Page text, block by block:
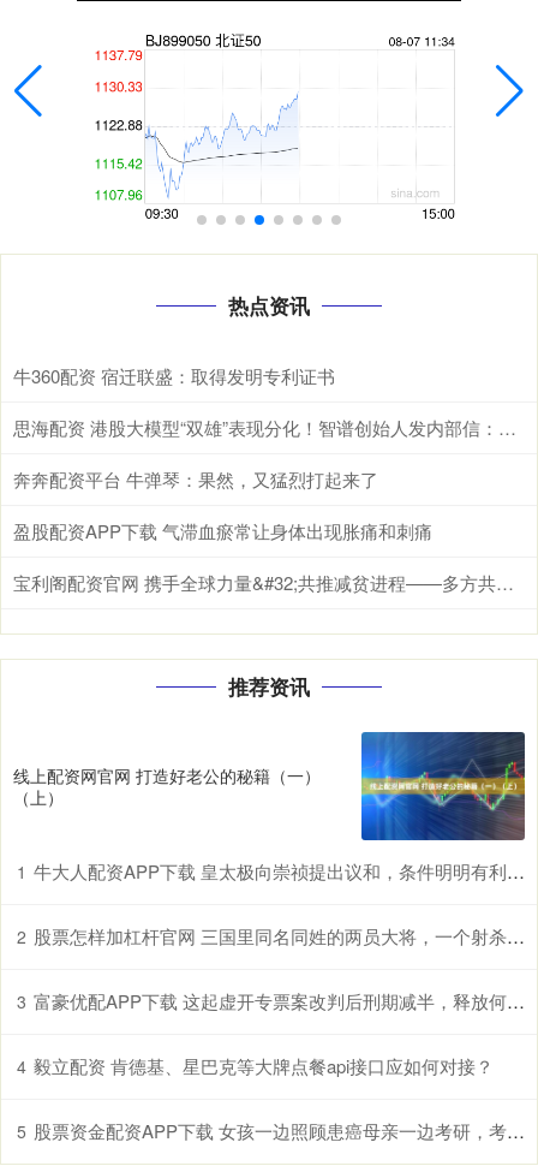
热点资讯
牛360配资 宿迁联盛：取得发明专利证书
思海配资 港股大模型“双雄”表现分化！智谱创始人发内部信：不追求短期变现，全力追求“全人类高度”
奔奔配资平台 牛弹琴：果然，又猛烈打起来了
盈股配资APP下载 气滞血瘀常让身体出现胀痛和刺痛
宝利阁配资官网 携手全球力量&#32;共推减贫进程——多方共议减贫合作
推荐资讯
线上配资网官网 打造好老公的秘籍（一）
（上）
1 牛大人配资APP下载 皇太极向崇祯提出议和，条件明明有利于明朝，为何崇祯还是要拒绝
2 股票怎样加杠杆官网 三国里同名同姓的两员大将，一个射杀黄忠，另一个更厉害！
3 富豪优配APP下载 这起虚开专票案改判后刑期减半，释放何信号
4 毅立配资 肯德基、星巴克等大牌点餐api接口应如何对接？
5 股票资金配资APP下载 女孩一边照顾患癌母亲一边考研，考上后却确诊直肠癌晚期，“不治疗时就在家拍视频，不想闲着，有人找我倾诉时会觉得自己也是有价值的”